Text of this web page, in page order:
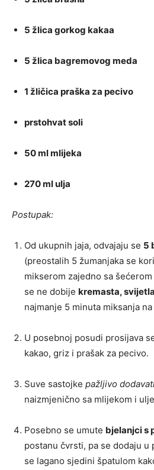
5 žlica gorkog kakaa
5 žlica bagremovog meda
1 žličica praška za pecivo
prstohvat soli
50 ml mlijeka
270 ml ulja
Postupak:
Od ukupnih jaja, odvajaju se 5
(preostalih 5 žumanjaka se
mikserom zajedno sa
se ne dobije kremasta,
najmanje 5 minuta miksanja
U posebnoj posudi prosijava
kakao, griz i prašak za pecivo.
Suve sastojke pažljivo
naizmjenično sa mlijekom i
Posebno se umute bjelanjci s
postanu čvrsti, pa se dodaju u
se lagano sjedini špatulom